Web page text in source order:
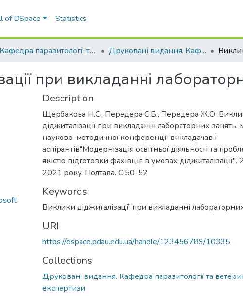
of DSpace Statistics
Кафедра паразитології та ветеринарно-санітарної експертизи Друковані видання. Кафедра паразитології та ветеринарно-санітарної експертизи
при викладанні
Description
Щербакова Н.С., Передера С.Б., Передера Ж.О
діджиталізації при викладанні лабораторних занять.
науково-методичної конференції викладачав і
аспірантів"Модернізація освітньої діяльності та
якістю підготовки фахівців в умовах
2021 року. Полтава. С 50-52
Keywords
Виклики діджиталізації при викладанні
URI
https://dspace.pdau.edu.ua/handle/123456789/10335
Collections
Друковані видання. Кафедра паразитології та
експертизи